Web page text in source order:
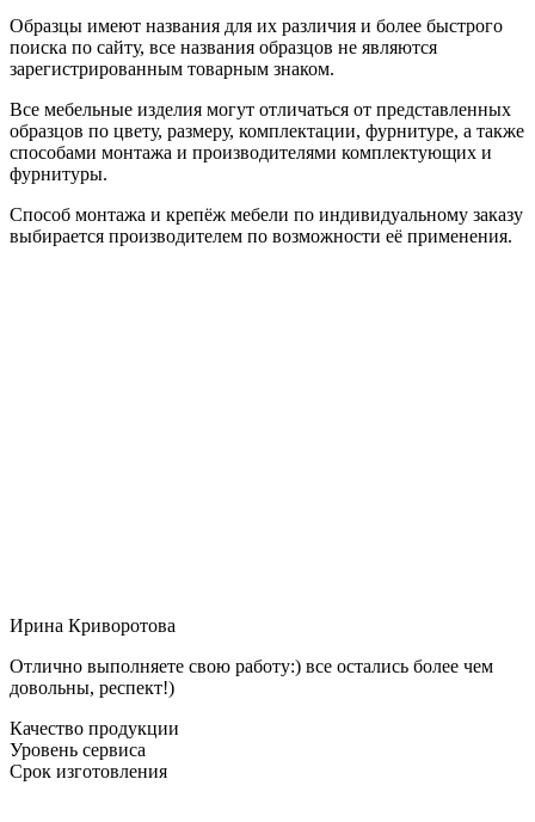
Образцы имеют названия для их различия и более быстрого
поиска по сайту, все названия образцов не являются
зарегистрированным товарным знаком.
Все мебельные изделия могут отличаться от представленных
образцов по цвету, размеру, комплектации, фурнитуре, а также
способами монтажа и производителями комплектующих и
фурнитуры.
Способ монтажа и крепёж мебели по индивидуальному заказу
выбирается производителем по возможности её применения.
Ирина Криворотова
Отлично выполняете свою работу:) все остались более чем
довольны, респект!)
Качество продукции
Уровень сервиса
Срок изготовления